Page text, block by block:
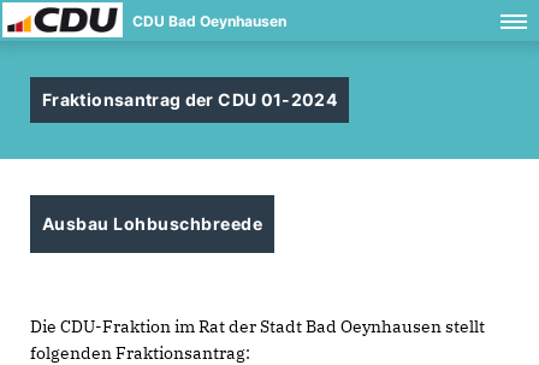
CDU Bad Oeynhausen
Fraktionsantrag der CDU 01-2024
Ausbau Lohbuschbreede
Die CDU-Fraktion im Rat der Stadt Bad Oeynhausen stellt
folgenden Fraktionsantrag: